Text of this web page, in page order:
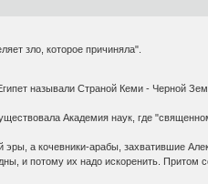
зло, которое причиняла".
называли Страной Кеми -
Академия наук, где
а кочевники-арабы, захватившие
и потому их надо искоренить. Притом